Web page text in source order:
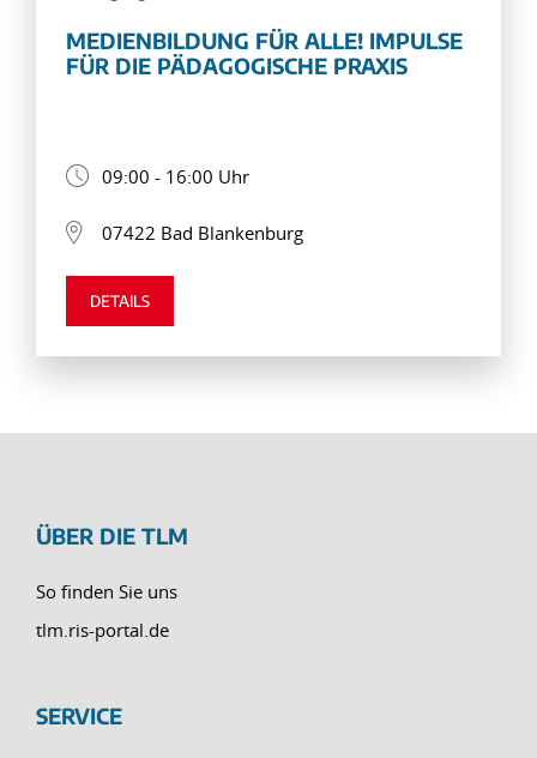
MEDIENBILDUNG FÜR ALLE! IMPULSE
FÜR DIE PÄDAGOGISCHE PRAXIS
09:00 - 16:00 Uhr
07422 Bad Blankenburg
DETAILS
ÜBER DIE TLM
So finden Sie uns
tlm.ris-portal.de
SERVICE